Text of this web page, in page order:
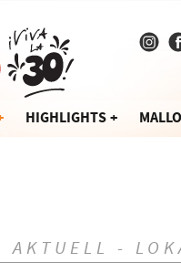
HIGHLIGHTS
AKTUELL -